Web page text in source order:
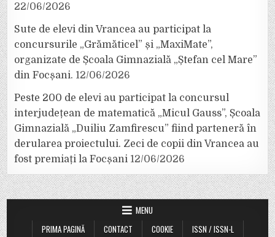
22/06/2026
Sute de elevi din Vrancea au participat la
concursurile „Grămăticel” și „MaxiMate”,
organizate de Școala Gimnazială „Ștefan cel Mare”
din Focșani. 12/06/2026
Peste 200 de elevi au participat la concursul
interjudețean de matematică „Micul Gauss”, Școala
Gimnazială „Duiliu Zamfirescu” fiind parteneră în
derularea proiectului. Zeci de copii din Vrancea au
fost premiați la Focșani 12/06/2026
MENU
PRIMA PAGINĂ
CONTACT COOKIE
ISSN / ISSN-L